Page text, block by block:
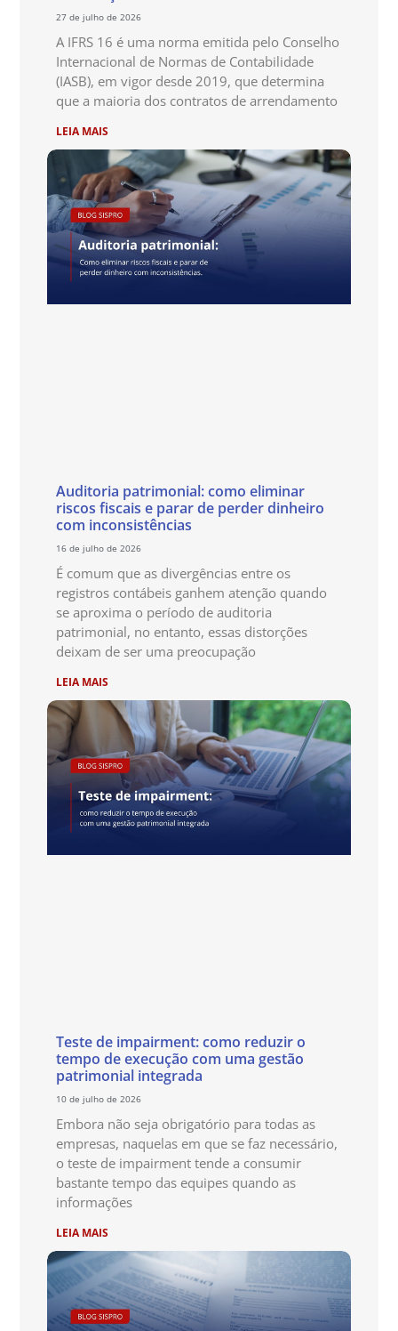
27 de julho de 2026
A IFRS 16 é uma norma emitida pelo Conselho
Internacional de Normas de Contabilidade
(IASB), em vigor desde 2019, que determina
que a maioria dos contratos de arrendamento
LEIA MAIS
Auditoria patrimonial: como eliminar
riscos fiscais e parar de perder dinheiro
com inconsistências
16 de julho de 2026
É comum que as divergências entre os
registros contábeis ganhem atenção quando
se aproxima o período de auditoria
patrimonial, no entanto, essas distorções
deixam de ser uma preocupação
LEIA MAIS
Teste de impairment: como reduzir o
tempo de execução com uma gestão
patrimonial integrada
10 de julho de 2026
Embora não seja obrigatório para todas as
empresas, naquelas em que se faz necessário,
o teste de impairment tende a consumir
bastante tempo das equipes quando as
informações
LEIA MAIS